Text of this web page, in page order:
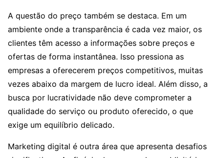
A questão do preço também se destaca. Em um
ambiente onde a transparência é cada vez maior, os
clientes têm acesso a informações sobre preços e
ofertas de forma instantânea. Isso pressiona as
empresas a oferecerem preços competitivos, muitas
vezes abaixo da margem de lucro ideal. Além disso, a
busca por lucratividade não deve comprometer a
qualidade do serviço ou produto oferecido, o que
exige um equilíbrio delicado.
Marketing digital é outra área que apresenta desafios